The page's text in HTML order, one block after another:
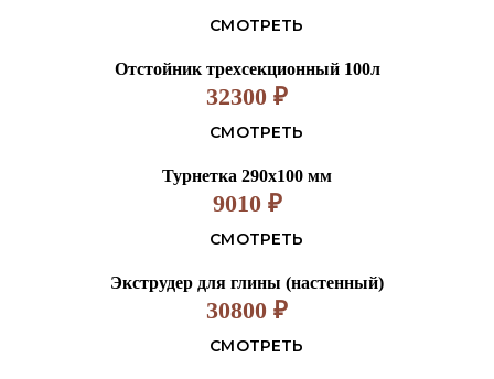
СМОТРЕТЬ
Отстойник трехсекционный 100л
32300 ₽
СМОТРЕТЬ
Турнетка 290х100 мм
9010 ₽
СМОТРЕТЬ
Экструдер для глины (настенный)
30800 ₽
СМОТРЕТЬ